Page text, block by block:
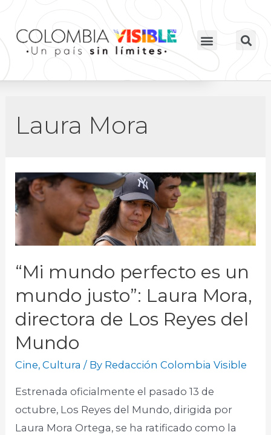
Laura Mora
“Mi mundo perfecto es un
mundo justo”: Laura Mora,
directora de Los Reyes del
Mundo
Cine,Cultura / By Redacción Colombia Visible
Estrenada oficialmente el pasado 13 de
octubre, Los Reyes del Mundo, dirigida por
Laura Mora Ortega, se ha ratificado como la